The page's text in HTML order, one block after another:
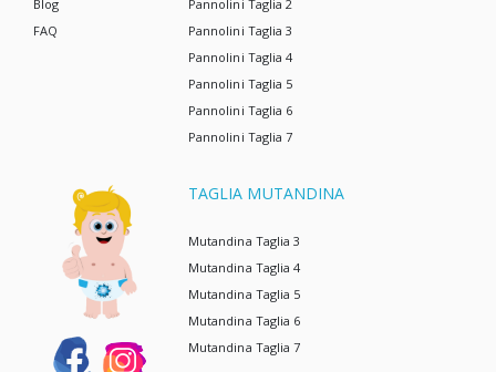
Blog
FAQ
Pannolini Taglia 2
Pannolini Taglia 3
Pannolini Taglia 4
Pannolini Taglia 5
Pannolini Taglia 6
Pannolini Taglia 7
TAGLIA MUTANDINA
Mutandina Taglia 3
Mutandina Taglia 4
Mutandina Taglia 5
Mutandina Taglia 6
Mutandina Taglia 7